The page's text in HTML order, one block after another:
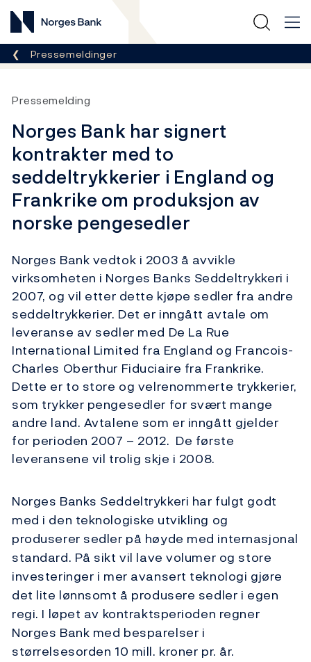
Norges Bank
Her er du nå:
Pressemeldinger
Pressemelding
Norges Bank har signert
kontrakter med to
seddeltrykkerier i England og
Frankrike om produksjon av
norske pengesedler
Norges Bank vedtok i 2003 å avvikle
virksomheten i Norges Banks Seddeltrykkeri i
2007, og vil etter dette kjøpe sedler fra andre
seddeltrykkerier. Det er inngått avtale om
leveranse av sedler med De La Rue
International Limited fra England og Francois-
Charles Oberthur Fiduciaire fra Frankrike.
Dette er to store og velrenommerte trykkerier,
som trykker pengesedler for svært mange
andre land. Avtalene som er inngått gjelder
for perioden 2007 – 2012. De første
leveransene vil trolig skje i 2008.
Norges Banks Seddeltrykkeri har fulgt godt
med i den teknologiske utvikling og
produserer sedler på høyde med internasjonal
standard. På sikt vil lave volumer og store
investeringer i mer avansert teknologi gjøre
det lite lønnsomt å produsere sedler i egen
regi. I løpet av kontraktsperioden regner
Norges Bank med besparelser i
størrelsesorden 10 mill. kroner pr. år.